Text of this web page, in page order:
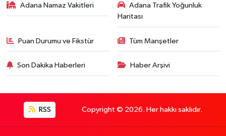
Adana Namaz Vakitleri
Adana Trafik Yoğunluk
Haritası
Puan Durumu ve Fikstür Tüm Manşetler
Son Dakika Haberleri Haber Arşivi
RSS Copyright © 2026. Her hakkı saklıdır.